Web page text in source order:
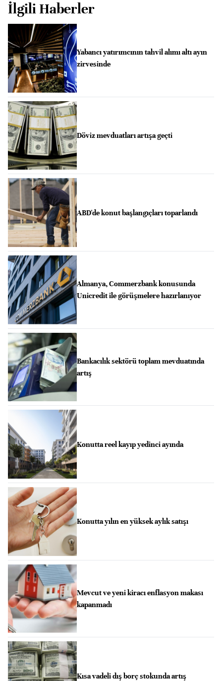
İlgili Haberler
Yabancı yatırımcının tahvil alımı altı ayın
zirvesinde
Döviz mevduatları artışa geçti
ABD'de konut başlangıçları toparlandı
Almanya, Commerzbank konusunda
Unicredit ile görüşmelere hazırlanıyor
Bankacılık sektörü toplam mevduatında
artış
Konutta reel kayıp yedinci ayında
Konutta yılın en yüksek aylık satışı
Mevcut ve yeni kiracı enflasyon makası
kapanmadı
Kısa vadeli dış borç stokunda artış